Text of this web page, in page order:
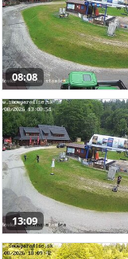
08:08
13:09